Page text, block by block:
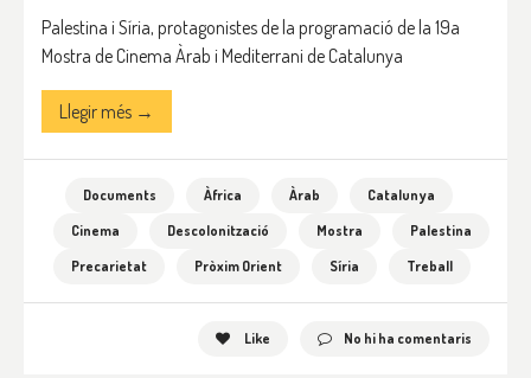
Palestina i Síria, protagonistes de la programació de la 19a
Mostra de Cinema Àrab i Mediterrani de Catalunya
Llegir més →
Documents Àfrica Àrab
Catalunya
Cinema
Descolonització Mostra
Palestina
Precarietat
Pròxim Orient Síria Treball
Like No hi ha comentaris